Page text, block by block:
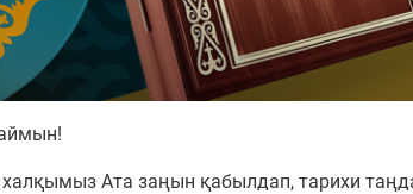
Ата заңын қабылдап, тарихи